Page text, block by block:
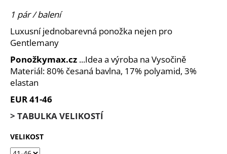
0,0
z
5
hvězdiček.
1 pár / balení
Luxusní jednobarevná ponožka nejen pro
Gentlemany
Ponožkymax.cz ...Idea a výroba na Vysočině
Materiál: 80% česaná bavlna, 17% polyamid, 3%
elastan
EUR 41-46
> TABULKA VELIKOSTÍ
VELIKOST
a
j
í
t
?
HLEDAT